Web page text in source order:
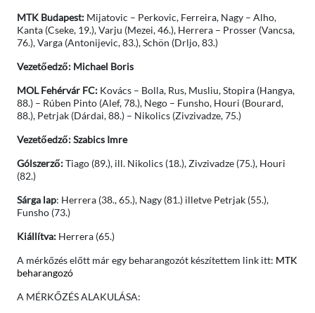
MTK Budapest:Mijatovic – Perkovic, Ferreira, Nagy – Alho,
Kanta (Cseke, 19.), Varju (Mezei, 46.), Herrera – Prosser (Vancsa,
76.), Varga (Antonijevic, 83.), Schön (Drljo, 83.)
Vezetőedző: Michael Boris
MOL Fehérvár FC:Kovács – Bolla, Rus, Musliu, Stopira (Hangya,
88.) – Rúben Pinto (Alef, 78.), Nego – Funsho, Houri (Bourard,
88.), Petrjak (Dárdai, 88.) – Nikolics (Zivzivadze, 75.)
Vezetőedző: Szabics Imre
Gólszerző:Tiago (89.), ill. Nikolics (18.), Zivzivadze (75.), Houri
(82.)
Sárga lap: Herrera (38., 65.), Nagy (81.) illetve Petrjak (55.),
Funsho (73.)
Kiállítva:Herrera (65.)
A mérkőzés előtt már egy beharangozót készítettem link itt: MTK
beharangozó
A MÉRKŐZÉS ALAKULÁSA: